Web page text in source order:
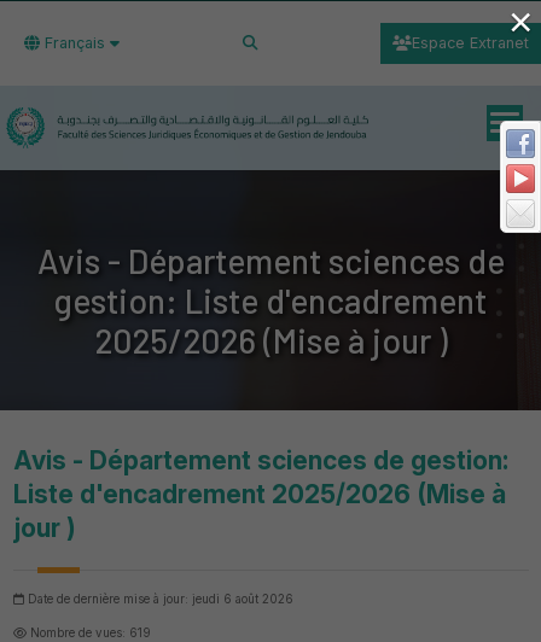
Français Espace Extranet
Avis - Département sciences de
gestion: Liste d'encadrement
2025/2026 (Mise à jour )
Avis - Département sciences de gestion:
Liste d'encadrement 2025/2026 (Mise à
jour )
Date de dernière mise à jour: jeudi 6 août 2026
Nombre de vues: 619
×